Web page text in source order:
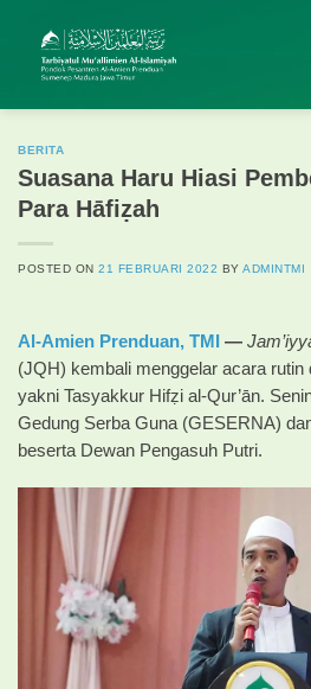
content
BERITA
Suasana Haru Hiasi
Para Hāfiẓah
POSTED ON21 FEBRUARI 2022 BYADMINTMI
Al-Amien Prenduan, TMI —
(JQH) kembali menggelar acara rutin
yakni Tasyakkur Hifẓi al-Qur’ān.
Gedung Serba Guna (GESERNA)
beserta Dewan Pengasuh Putri.